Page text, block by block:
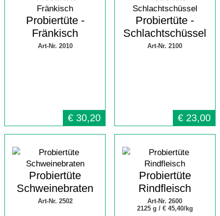
Probiertüte -
Fränkisch
Art-Nr. 2010
€ 30,20
Probiertüte -
Schlachtschüssel
Art-Nr. 2100
€ 23,00
Probiertüte
Schweinebraten
Art-Nr. 2502
Probiertüte
Rindfleisch
Art-Nr. 2600
2125 g / € 45,40/kg